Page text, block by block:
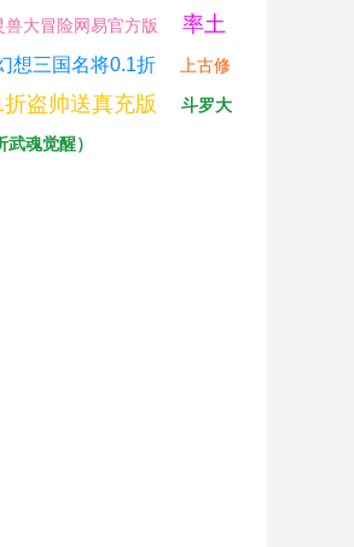
兽大冒险网易官方版
率土
想三国名将0.1折 上古修
盗帅送真充版
斗罗大
魂觉醒）